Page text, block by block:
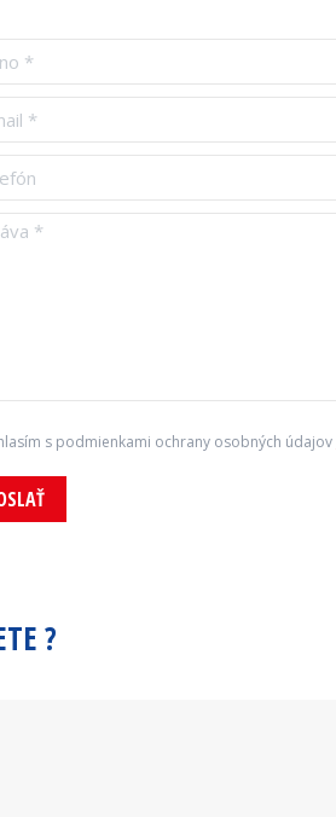
*
*
*
s podmienkami ochrany osobných údajov
?